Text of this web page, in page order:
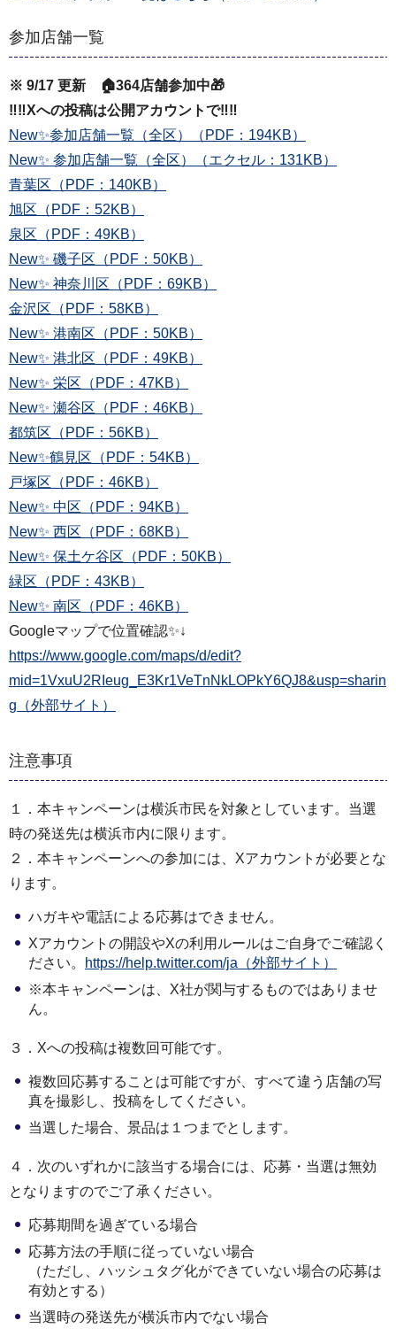
参加店舗一覧
※ 9/17 更新 🏠364店舗参加中🎁
‼‼Xへの投稿は公開アカウントで‼‼
New✨参加店舗一覧（全区）（PDF：194KB）
New✨ 参加店舗一覧（全区）（エクセル：131KB）
青葉区（PDF：140KB）
旭区（PDF：52KB）
泉区（PDF：49KB）
New✨ 磯子区（PDF：50KB）
New✨ 神奈川区（PDF：69KB）
金沢区（PDF：58KB）
New✨ 港南区（PDF：50KB）
New✨ 港北区（PDF：49KB）
New✨ 栄区（PDF：47KB）
New✨ 瀬谷区（PDF：46KB）
都筑区（PDF：56KB）
New✨鶴見区（PDF：54KB）
戸塚区（PDF：46KB）
New✨ 中区（PDF：94KB）
New✨ 西区（PDF：68KB）
New✨ 保土ケ谷区（PDF：50KB）
緑区（PDF：43KB）
New✨ 南区（PDF：46KB）
Googleマップで位置確認✨↓
https://www.google.com/maps/d/edit?
mid=1VxuU2RIeug_E3Kr1VeTnNkLOPkY6QJ8&usp=sharin
g（外部サイト）
注意事項
１．本キャンペーンは横浜市民を対象としています。当選
時の発送先は横浜市内に限ります。
２．本キャンペーンへの参加には、Xアカウントが必要とな
ります。
ハガキや電話による応募はできません。
Xアカウントの開設やXの利用ルールはご自身でご確認く
ださい。
https://help.twitter.com/ja（外部サイト）
※本キャンペーンは、X社が関与するものではありませ
ん。
３．Xへの投稿は複数回可能です。
複数回応募することは可能ですが、すべて違う店舗の写
真を撮影し、投稿をしてください。
当選した場合、景品は１つまでとします。
４．次のいずれかに該当する場合には、応募・当選は無効
となりますのでご了承ください。
応募期間を過ぎている場合
応募方法の手順に従っていない場合
（ただし、ハッシュタグ化ができていない場合の応募は
有効とする）
当選時の発送先が横浜市内でない場合